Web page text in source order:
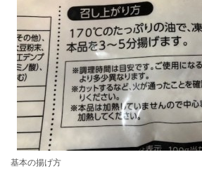
基本の揚げ方